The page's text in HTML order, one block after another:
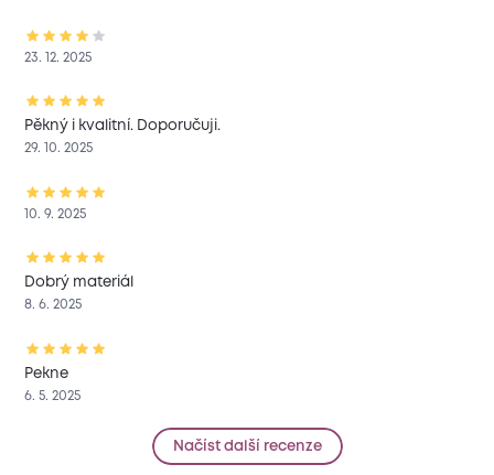
23. 12. 2025
Pěkný i kvalitní. Doporučuji.
29. 10. 2025
10. 9. 2025
Dobrý materiál
8. 6. 2025
Pekne
6. 5. 2025
Načíst další recenze